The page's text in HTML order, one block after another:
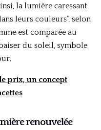
la lumière caressant
leurs couleurs”, selon
est comparée au
du soleil, symbole
prix, un concept
renouvelée